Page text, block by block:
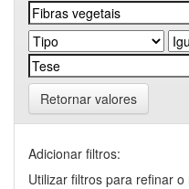
Retornar valores
Adicionar filtros:
Utilizar filtros para refinar